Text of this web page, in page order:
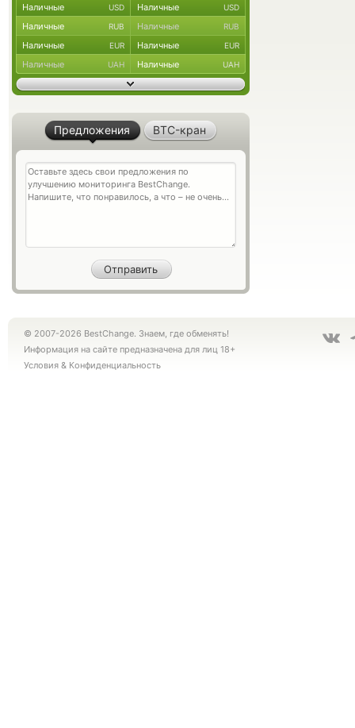
Наличные USD Наличные USD
Наличные RUB Наличные RUB
Наличные EUR Наличные EUR
Наличные UAH Наличные UAH
Предложения BTC-кран
© 2007-2026 BestChange. Знаем, где обменять!
Информация на сайте предназначена для лиц 18+
Условия & Конфиденциальность